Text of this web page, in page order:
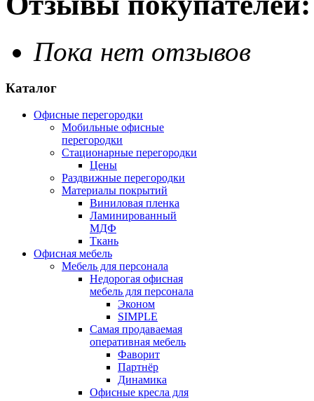
Пока нет отзывов
Каталог
Офисные перегородки
Мобильные офисные
перегородки
Стационарные перегородки
Цены
Раздвижные перегородки
Материалы покрытий
Виниловая пленка
Ламинированный
МДФ
Ткань
Офисная мебель
Мебель для персонала
Недорогая офисная
мебель для персонала
Эконом
SIMPLE
Самая продаваемая
оперативная мебель
Фаворит
Партнёр
Динамика
Офисные кресла для